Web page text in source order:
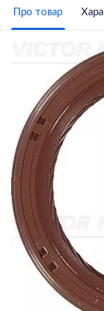
Про товар